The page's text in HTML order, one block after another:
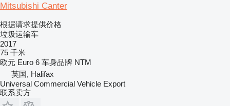
Mitsubishi Canter
根据请求提供价格
垃圾运输车
2017
75 千米
欧元 Euro 6 车身品牌 NTM
英国, Halifax
Universal Commercial Vehicle Export
联系卖方